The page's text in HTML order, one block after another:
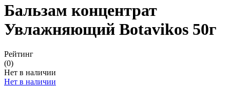
Бальзам концентрат
Увлажняющий Botavikos 50г
Рейтинг
(0)
Нет в наличии
Нет в наличии